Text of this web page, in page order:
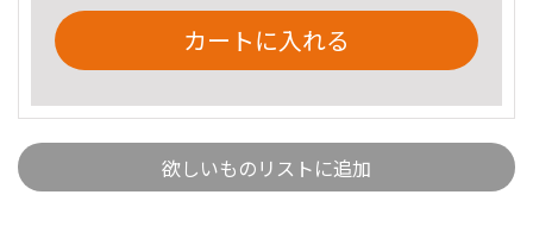
カートに入れる
欲しいものリストに追加